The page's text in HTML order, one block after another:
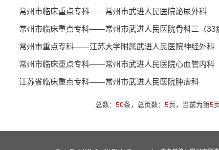
常州市临床重点专科——常州市武进人民医院泌尿外科
常州市临床重点专科——常州市武进人民医院骨科三（33
常州市重点专科——江苏大学附属武进人民医院神经外科
常州市临床重点专科——常州市武进人民医院心血管内科
江苏省临床重点专科——常州市武进人民医院肿瘤科
总数： 50条，总页数： 5页，当前为第5